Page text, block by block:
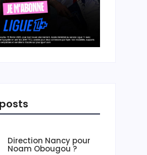
Direction Nancy pour
Noam Obougou ?